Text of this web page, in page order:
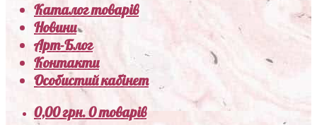
Каталог товарів
Новини
Арт-Блог
Контакти
Особистий кабінет
0,00грн.0 товарів